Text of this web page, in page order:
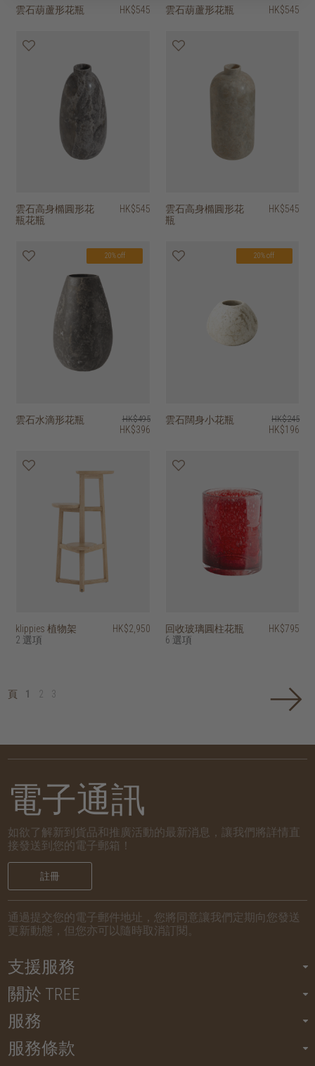
雲石葫蘆形花瓶 HK$545 雲石葫蘆形花瓶 HK$545
雲石高身橢圓形花
瓶花瓶
HK$545
雲石高身橢圓形花
瓶
HK$545
20% off
雲石水滴形花瓶 HK$495
HK$396
20% off
雲石闊身小花瓶 HK$245
HK$196
klippies 植物架
2 選項
HK$2,950
回收玻璃圓柱花瓶
6 選項
HK$795
頁 1 2 3
電子通訊
如欲了解新到貨品和推廣活動的最新消息，讓我們將詳情直
接發送到您的電子郵箱！
註冊
通過提交您的電子郵件地址，您將同意讓我們定期向您發送
更新動態，但您亦可以隨時取消訂閱。
支援服務
關於 TREE
服務
服務條款